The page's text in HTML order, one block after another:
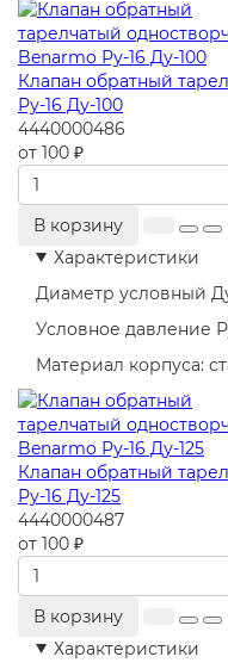
Клапан обратный
Ру-16 Ду-100
4440000486
от 100 ₽
В корзину
Характеристики
Диаметр условный
Условное давление
Материал корпуса:
Клапан обратный
Ру-16 Ду-125
4440000487
от 100 ₽
В корзину
Характеристики